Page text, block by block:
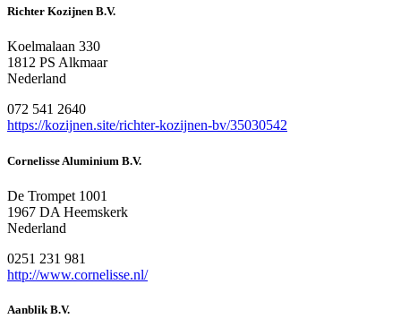
Richter Kozijnen B.V.
Koelmalaan 330
1812 PS Alkmaar
Nederland
072 541 2640
https://kozijnen.site/richter-kozijnen-bv/35030542
Cornelisse Aluminium B.V.
De Trompet 1001
1967 DA Heemskerk
Nederland
0251 231 981
http://www.cornelisse.nl/
Aanblik B.V.